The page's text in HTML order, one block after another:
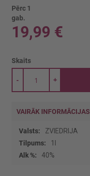
Pērc 1
gab.
19,99 €
Skaits
+
-
VAIRĀK INFORMĀCIJAS
Vairāk
informācijas
ZVIEDRIJA
1l
40%